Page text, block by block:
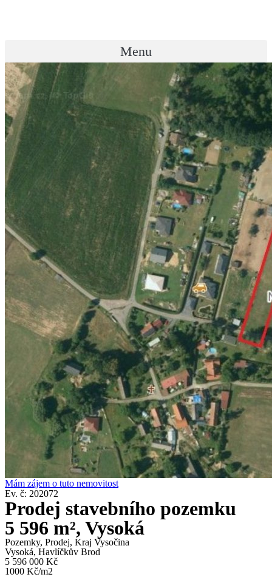
Menu
Mám zájem o tuto nemovitost
Ev. č: 202072
Prodej stavebního pozemku
5 596 m², Vysoká
Pozemky, Prodej, Kraj Vysočina
Vysoká, Havlíčkův Brod
5 596 000 Kč
1000 Kč/m2